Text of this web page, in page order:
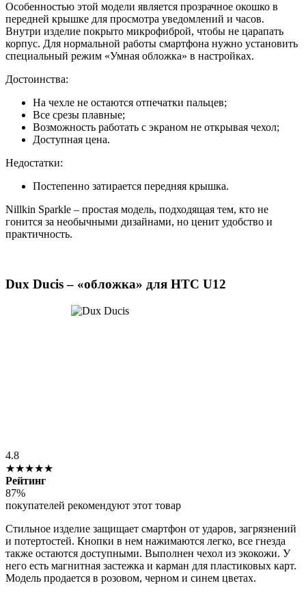
Особенностью этой модели является прозрачное окошко в
передней крышке для просмотра уведомлений и часов.
Внутри изделие покрыто микрофиброй, чтобы не царапать
корпус. Для нормальной работы смартфона нужно установить
специальный режим «Умная обложка» в настройках.
Достоинства:
На чехле не остаются отпечатки пальцев;
Все срезы плавные;
Возможность работать с экраном не открывая чехол;
Доступная цена.
Недостатки:
Постепенно затирается передняя крышка.
Nillkin Sparkle – простая модель, подходящая тем, кто не
гонится за необычными дизайнами, но ценит удобство и
практичность.
Dux Ducis – «обложка» для HTC U12
4.8
★★★★★
Рейтинг
87%
покупателей рекомендуют этот товар
Стильное изделие защищает смартфон от ударов, загрязнений
и потертостей. Кнопки в нем нажимаются легко, все гнезда
также остаются доступными. Выполнен чехол из экокожи. У
него есть магнитная застежка и карман для пластиковых карт.
Модель продается в розовом, черном и синем цветах.